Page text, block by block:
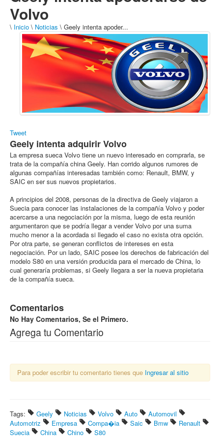
Volvo
\ Inicio \ Noticias \ Geely intenta apoder...
Tweet
Geely intenta adquirir Volvo
La empresa sueca Volvo tiene un nuevo interesado en comprarla, se
trata de la compañía china Geely. Han corrido algunos rumores de
algunas compañías interesadas también como: Renault, BMW, y
SAIC en ser sus nuevos propietarios.
A principios del 2008, personas de la directiva de Geely viajaron a
Suecia para conocer las instalaciones de la compañía Volvo y poder
acercarse a una negociación por la misma, luego de esta reunión
argumentaron que se podría llegar a vender Volvo por una suma
mucho menor a la acordada si llegado el caso no exista otra opción.
Por otra parte, se generan conflictos de intereses en esta
negociación. Por un lado, SAIC posee los derechos de fabricación del
modelo S80 en una versión producida para el mercado de China, lo
cual generaría problemas, si Geely llegara a ser la nueva propietaria
de la compañía sueca.
Comentarios
No Hay Comentarios, Se el Primero.
Agrega tu Comentario
Para poder escribir tu comentario tienes que Ingresar al sitio
Tags: Geely Noticias Volvo Auto
Automovil
Automotriz
Empresa Compa�ia Saic Bmw
Renault
Suecia
China Chino S80